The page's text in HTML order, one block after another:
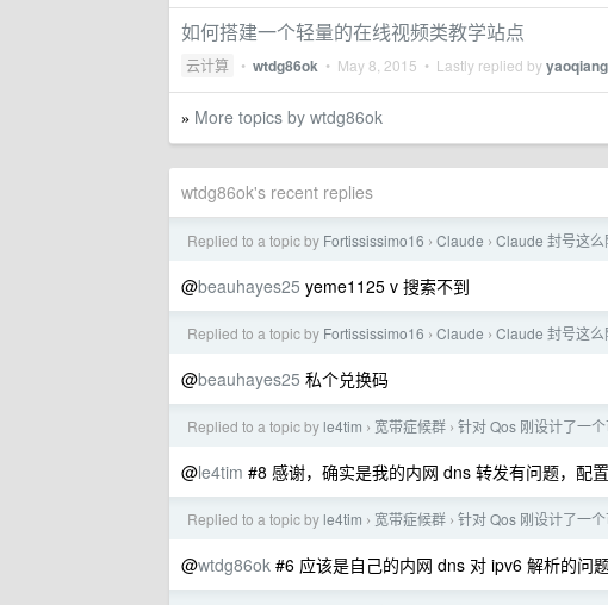
如何搭建一个轻量的在线视频类教学站点
云计算 • wtdg86ok • May 8, 2015 • Lastly replied by
» More topics by wtdg86ok
wtdg86ok's recent replies
Replied to a topic by Fortississimo16 › Claude › Claude 封号这么
@beauhayes25 yeme1125 v 搜索不到
Replied to a topic by Fortississimo16 › Claude › Claude 封号这么
@beauhayes25 私个兑换码
Replied to a topic by le4tim › 宽带症候群 › 针对 Qos 刚设计了一
@le4tim #8 感谢，确实是我的内网 dns 转发有问题，配
Replied to a topic by le4tim › 宽带症候群 › 针对 Qos 刚设计了一
@wtdg86ok #6 应该是自己的内网 dns 对 ipv6 解析的问